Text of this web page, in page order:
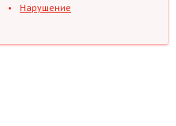
• Нарушение